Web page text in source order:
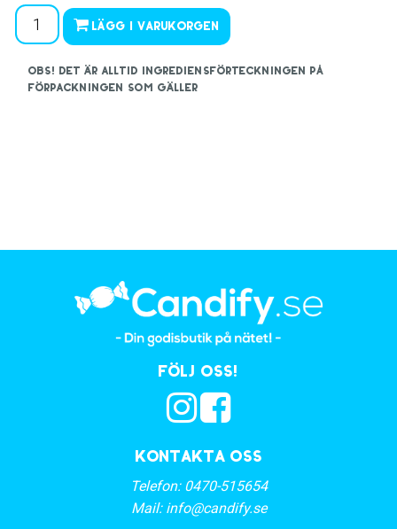
Lägg i varukorgen
OBS! Det är alltid ingrediensförteckningen på
förpackningen som gäller
Kontakta oss
Telefon: 0470-515654
Mail: info@candify.se
Följ oss!